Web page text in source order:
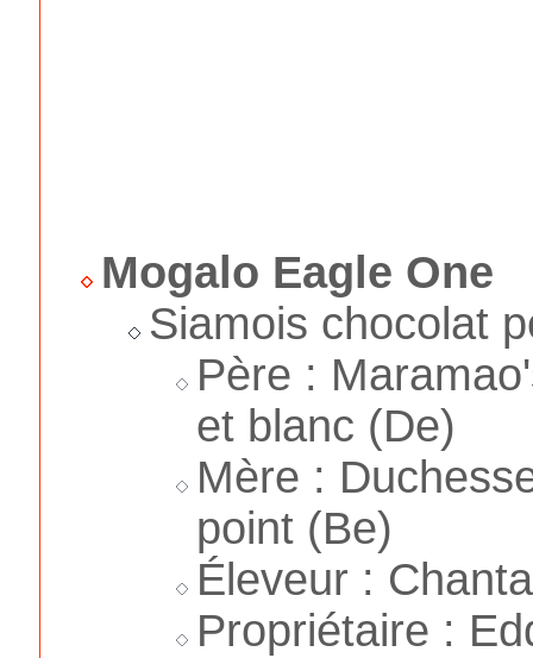
Mogalo Eagle One
Siamois chocolat
Père :
et blanc (De)
Mère :
point (Be)
Éleveur :
Propriétaire :